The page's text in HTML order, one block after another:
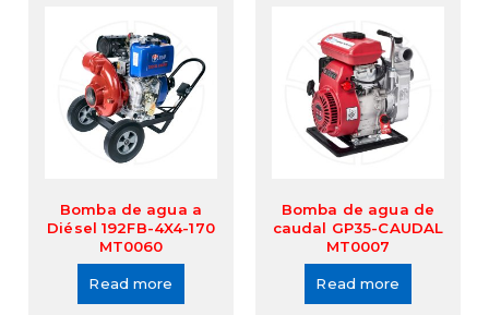
Bomba de agua a
Diésel 192FB-4X4-170
MT0060
Read more
Bomba de agua de
caudal GP35-CAUDAL
MT0007
Read more